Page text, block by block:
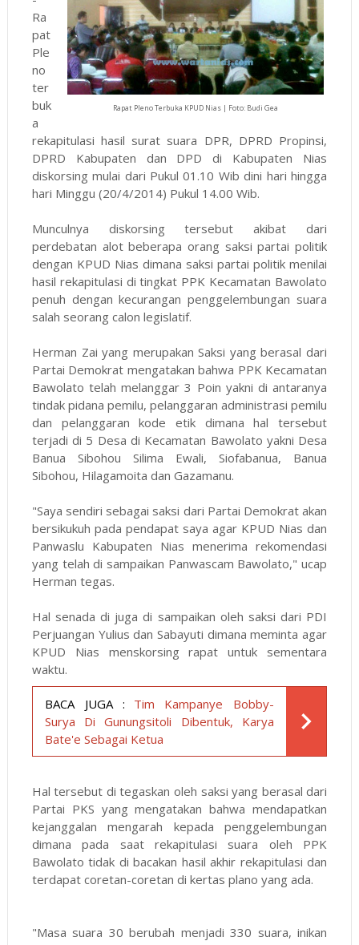
Rapat Pleno Terbuka KPUD Nias | Foto: Budi Gea
Ra
pat
Ple
no
ter
buk
a
rekapitulasi hasil surat suara DPR, DPRD Propinsi,
DPRD Kabupaten dan DPD di Kabupaten Nias
diskorsing mulai dari Pukul 01.10 Wib dini hari hingga
hari Minggu (20/4/2014) Pukul 14.00 Wib.
Munculnya diskorsing tersebut akibat dari
perdebatan alot beberapa orang saksi partai politik
dengan KPUD Nias dimana saksi partai politik menilai
hasil rekapitulasi di tingkat PPK Kecamatan Bawolato
penuh dengan kecurangan penggelembungan suara
salah seorang calon legislatif.
Herman Zai yang merupakan Saksi yang berasal dari
Partai Demokrat mengatakan bahwa PPK Kecamatan
Bawolato telah melanggar 3 Poin yakni di antaranya
tindak pidana pemilu, pelanggaran administrasi pemilu
dan pelanggaran kode etik dimana hal tersebut
terjadi di 5 Desa di Kecamatan Bawolato yakni Desa
Banua Sibohou Silima Ewali, Siofabanua, Banua
Sibohou, Hilagamoita dan Gazamanu.
"Saya sendiri sebagai saksi dari Partai Demokrat akan
bersikukuh pada pendapat saya agar KPUD Nias dan
Panwaslu Kabupaten Nias menerima rekomendasi
yang telah di sampaikan Panwascam Bawolato," ucap
Herman tegas.
Hal senada di juga di sampaikan oleh saksi dari PDI
Perjuangan Yulius dan Sabayuti dimana meminta agar
KPUD Nias menskorsing rapat untuk sementara
waktu.
BACA JUGA :
Tim Kampanye Bobby-
Surya Di Gunungsitoli Dibentuk, Karya
Bate'e Sebagai Ketua
Hal tersebut di tegaskan oleh saksi yang berasal dari
Partai PKS yang mengatakan bahwa mendapatkan
kejanggalan mengarah kepada penggelembungan
dimana pada saat rekapitulasi suara oleh PPK
Bawolato tidak di bacakan hasil akhir rekapitulasi dan
terdapat coretan-coretan di kertas plano yang ada.
"Masa suara 30 berubah menjadi 330 suara, inikan